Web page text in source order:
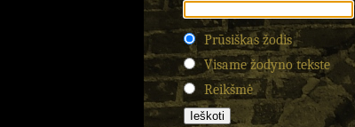
Prūsiškas žodis
Visame žodyno tekste
Reikšmė